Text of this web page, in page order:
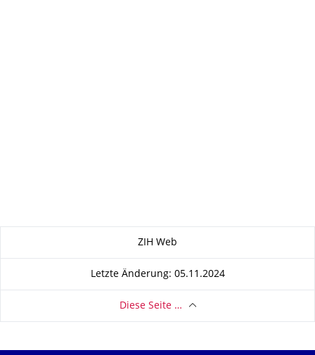
ZIH Web
Letzte Änderung: 05.11.2024
Diese Seite …